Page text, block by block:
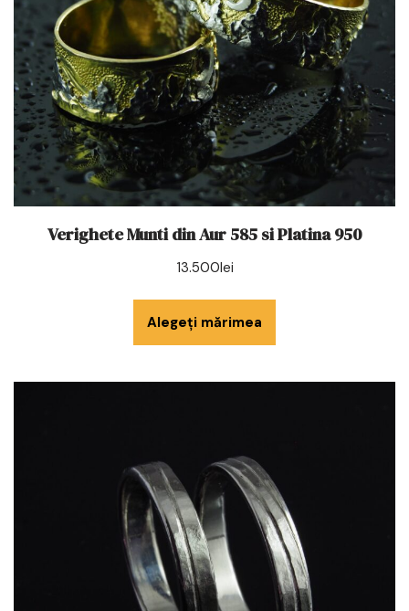
Verighete Munti din Aur 585 si Platina 950
13.500lei
Alegeți mărimea